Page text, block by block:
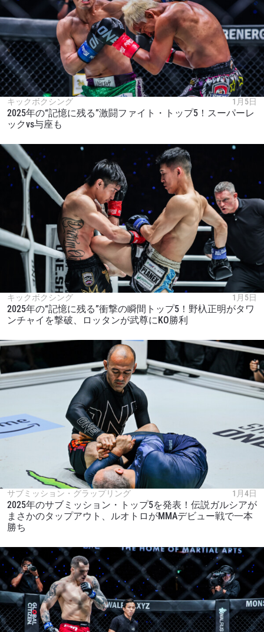
キックボクシング 1月5日
2025年の“記憶に残る”激闘ファイト・トップ5！スーパーレ
ックvs与座も
キックボクシング 1月5日
2025年の“記憶に残る”衝撃の瞬間トップ5！野杁正明がタワ
ンチャイを撃破、ロッタンが武尊にKO勝利
サブミッション・グラップリング 1月4日
2025年のサブミッション・トップ5を発表！伝説ガルシアが
まさかのタップアウト、ルオトロがMMAデビュー戦で一本
勝ち